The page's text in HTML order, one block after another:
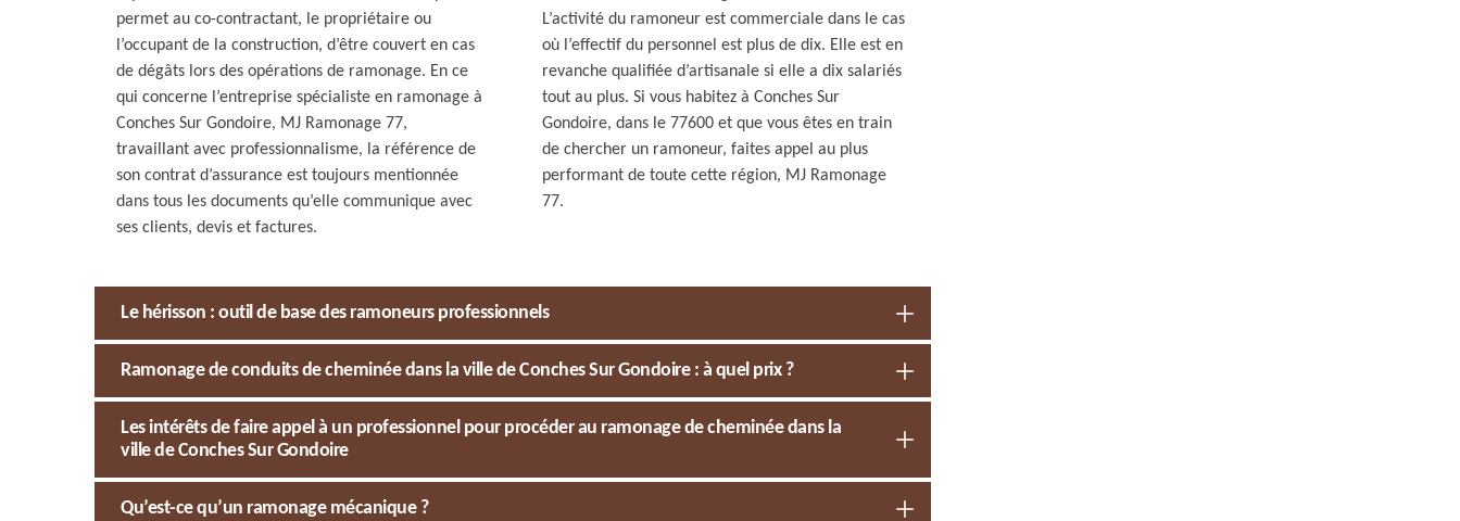
permet au co-contractant, le propriétaire ou
l’occupant de la construction, d’être couvert en cas
de dégâts lors des opérations de ramonage. En ce
qui concerne l’entreprise spécialiste en ramonage à
Conches Sur Gondoire, MJ Ramonage 77,
travaillant avec professionnalisme, la référence de
son contrat d’assurance est toujours mentionnée
dans tous les documents qu’elle communique avec
ses clients, devis et factures.
L’activité du ramoneur est commerciale dans le cas
où l’effectif du personnel est plus de dix. Elle est en
revanche qualifiée d’artisanale si elle a dix salariés
tout au plus. Si vous habitez à Conches Sur
Gondoire, dans le 77600 et que vous êtes en train
de chercher un ramoneur, faites appel au plus
performant de toute cette région, MJ Ramonage
77.
Le hérisson : outil de base des ramoneurs professionnels
Ramonage de conduits de cheminée dans la ville de Conches Sur Gondoire : à quel prix ?
Les intérêts de faire appel à un professionnel pour procéder au ramonage de cheminée dans la
ville de Conches Sur Gondoire
Qu’est-ce qu’un ramonage mécanique ?